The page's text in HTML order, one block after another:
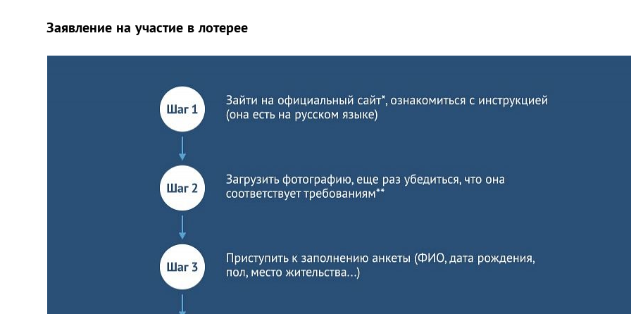
Заявление на участие в лотерее